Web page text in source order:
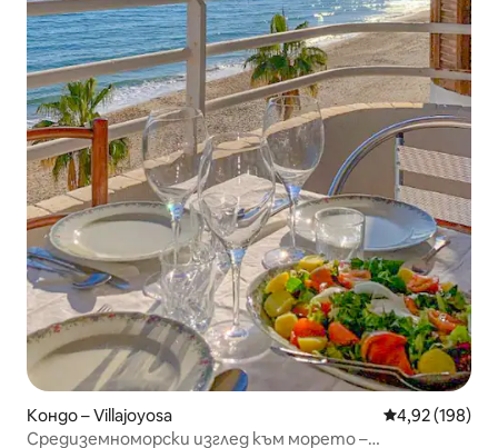
Кондо – Villajoyosa Средна
4,92 (198)
Средиземноморски изглед към морето –